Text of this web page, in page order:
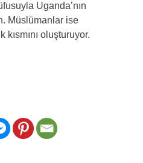
Uganda’nın
Müslümanlar ise
kısmını oluşturuyor.